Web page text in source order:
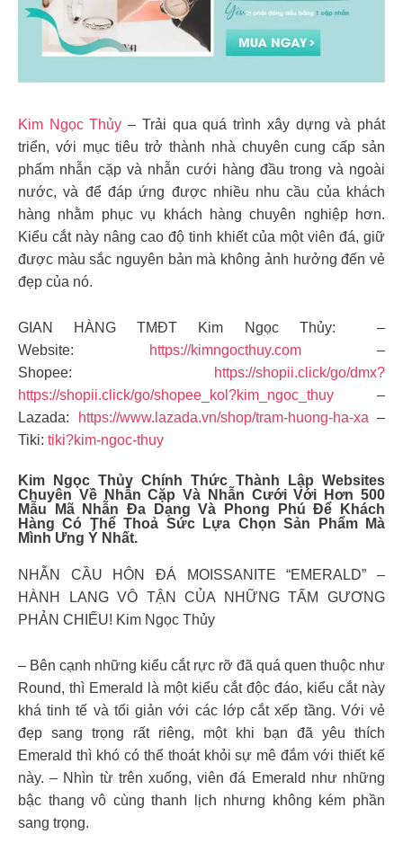
Kim Ngọc Thủy – Trải qua quá trình xây dựng và phát
triển, với mục tiêu trở thành nhà chuyên cung cấp sản
phẩm nhẫn cặp và nhẫn cưới hàng đầu trong và ngoài
nước, và để đáp ứng được nhiều nhu cầu của khách
hàng nhằm phục vụ khách hàng chuyên nghiệp hơn.
Kiểu cắt này nâng cao độ tinh khiết của một viên đá, giữ
được màu sắc nguyên bản mà không ảnh hưởng đến vẻ
đẹp của nó.
GIAN HÀNG TMĐT Kim Ngọc Thủy: –
Website:
https://kimngocthuy.com –
Shopee:
https://shopii.click/go/dmx?
https://shopii.click/go/shopee_kol?kim_ngoc_thuy –
Lazada:
https://www.lazada.vn/shop/tram-huong-ha-xa –
Tiki: tiki?kim-ngoc-thuy
Kim Ngọc Thủy Chính Thức Thành Lập Websites
Chuyên Về Nhẫn Cặp Và Nhẫn Cưới Với Hơn 500
Mẫu Mã Nhẫn Đa Dạng Và Phong Phú Để Khách
Hàng Có Thể Thoả Sức Lựa Chọn Sản Phẩm Mà
Mình Ưng Ý Nhất.
NHẪN CẦU HÔN ĐÁ MOISSANITE “EMERALD” –
HÀNH LANG VÔ TẬN CỦA NHỮNG TẤM GƯƠNG
PHẢN CHIẾU! Kim Ngọc Thủy
– Bên cạnh những kiểu cắt rực rỡ đã quá quen thuộc như
Round, thì Emerald là một kiểu cắt độc đáo, kiểu cắt này
khá tinh tế và tối giản với các lớp cắt xếp tầng. Với vẻ
đẹp sang trọng rất riêng, một khi bạn đã yêu thích
Emerald thì khó có thể thoát khỏi sự mê đắm với thiết kế
này. – Nhìn từ trên xuống, viên đá Emerald như những
bậc thang vô cùng thanh lịch nhưng không kém phần
sang trọng.